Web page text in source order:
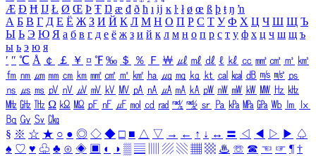
Æ Ð Ħ Ĳ Ł Ø Œ Þ Ŧ Ŋ æ đ ð ħ ı ĳ ĸ ŀ ł ø œ ß þ ŧ ŋ ŉ
А Б В Г Д Е Ё Ж З И Й К Л М Н О П Р С Т У Ф Х Ц Ч Ш Щ Ъ
Ы Ь Э Ю Я а б в г д е ё ж з и й к л м н о п р с т у ф х ц ч ш щ ъ
ы ь э ю я
′ ″ ℃ Å ￠ ￡ ￥ ¤ ℉ ‰ ＄ ％ Ｆ ￦ ㎕ ㎖ ㎗ ℓ ㎘ ㏄ ㎣ ㎤ ㎥ ㎦
㎙ ㎚ ㎛ ㎜ ㎝ ㎞ ㎟ ㎠ ㎡ ㎢ ㏊ ㎍ ㎎ ㎏ ㏏ ㎈ ㎉ ㏈ ㎧ ㎨ ㎰
㎱ ㎲ ㎳ ㎴ ㎵ ㎶ ㎷ ㎸ ㎹ ㎀ ㎁ ㎂ ㎃ ㎄ ㎺ ㎻ ㎽ ㎾ ㎿ ㎐ ㎑
㎒ ㎓ ㎔ Ω ㏀ ㏁ ㎊ ㎋ ㎌ ㏖ ㏅ ㎭ ㎮ ㎯ ㏛ ㎩ ㎪ ㎫ ㎬ ㏝ ㏐
㏓
㏃ ㏉ ㏜ ㏆
§ ※ ☆ ★ ○ ● ◎ ◇ ◆ □ ■ △ ▽ → ← ↑ ↓ ↔ 〓 ◁ ◀ ▷ ▶ ♤
♠ ♡ ♥ ♧ ♣ ⊙ ◈ ▣ ◐ ◑ ▒ ▤ ▨ ▧ ▦ ▩ ♨ ☏ ☎ ☜ ☞ ¶ †